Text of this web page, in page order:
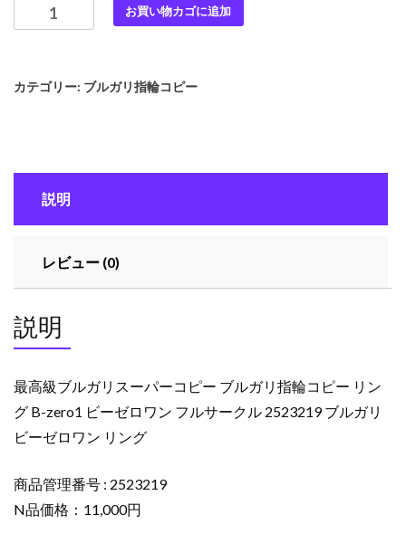
高
ル
ー
ー
ー
ル
ガ
指
輪
コ
ー
リ
お買い物カゴに追加
カテゴリー: ブルガリ指輪コピー
説明
レビュー (0)
説明
最高級ブルガリスーパーコピー ブルガリ指輪コピー リン
グ B-zero1 ビーゼロワン フルサークル 2523219 ブルガリ
ビーゼロワン リング
商品管理番号 : 2523219
N品価格：11,000円